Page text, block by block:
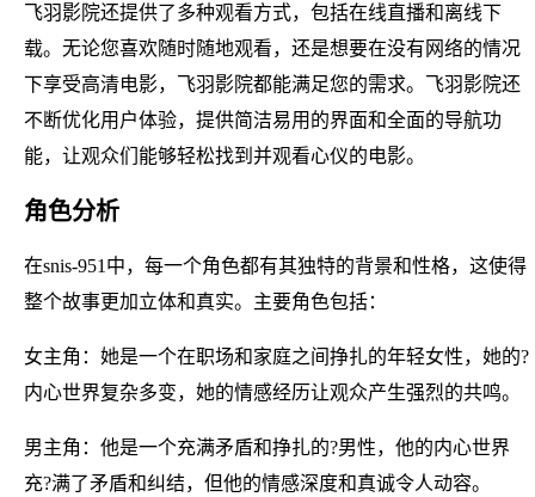
飞羽影院还提供了多种观看方式，包括在线直播和离线下
载。无论您喜欢随时随地观看，还是想要在没有网络的情况
下享受高清电影，飞羽影院都能满足您的需求。飞羽影院还
不断优化用户体验，提供简洁易用的界面和全面的导航功
能，让观众们能够轻松找到并观看心仪的电影。
角色分析
在snis-951中，每一个角色都有其独特的背景和性格，这使得
整个故事更加立体和真实。主要角色包括：
女主角：她是一个在职场和家庭之间挣扎的年轻女性，她的?
内心世界复杂多变，她的情感经历让观众产生强烈的共鸣。
男主角：他是一个充满矛盾和挣扎的?男性，他的内心世界
充?满了矛盾和纠结，但他的情感深度和真诚令人动容。